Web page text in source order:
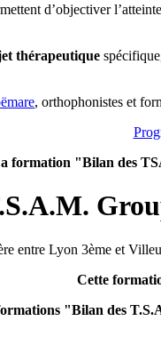
d’objectiver
thérapeutique
, orthophonistes et
formation "Bilan des
entre Lyon 3ème et
Cette
"Bilan des